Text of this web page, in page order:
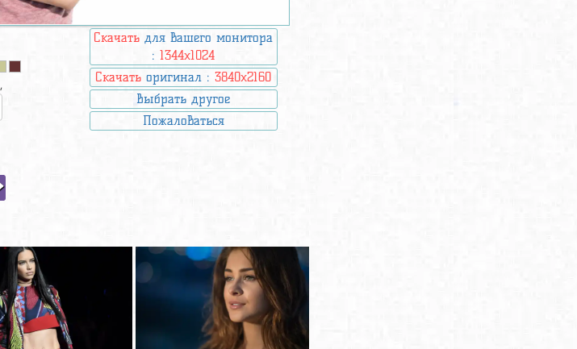
,
Скачать для вашего монитора
:1344x1024
Скачать оригинал :3840x2160
Выбрать другое
Пожаловаться